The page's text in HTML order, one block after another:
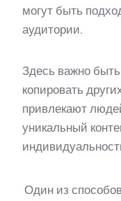
могут быть
аудитории.
Здесь важно
копировать
привлекают
уникальный
Один из